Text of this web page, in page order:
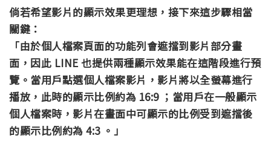
倘若希望影片的顯示效果更理想，接下來這步驟相當
關鍵：
「由於個人檔案頁面的功能列會遮擋到影片部分畫
面，因此 LINE 也提供兩種顯示效果能在這階段進行預
覽。當用戶點選個人檔案影片，影片將以全螢幕進行
播放，此時的顯示比例約為 16:9 ；當用戶在一般顯示
個人檔案時，影片在畫面中可顯示的比例受到遮擋後
的顯示比例約為 4:3 。」